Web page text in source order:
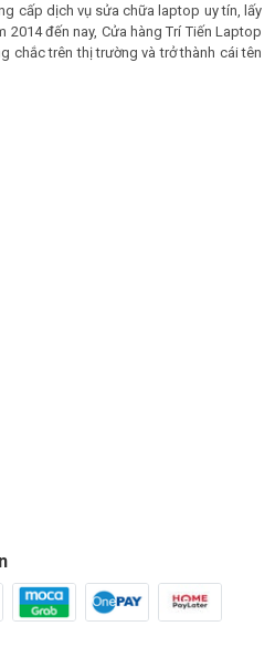
cấp dịch vụ sửa chữa laptop uy tín, lấy
2014 đến nay, Cửa hàng Trí Tiến Laptop
chắc trên thị trường và trở thành cái tên